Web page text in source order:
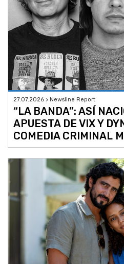
27.07.2026 > Newsline Report
“LA BANDA”: ASÍ
APUESTA DE VIX Y
COMEDIA CRIMINAL